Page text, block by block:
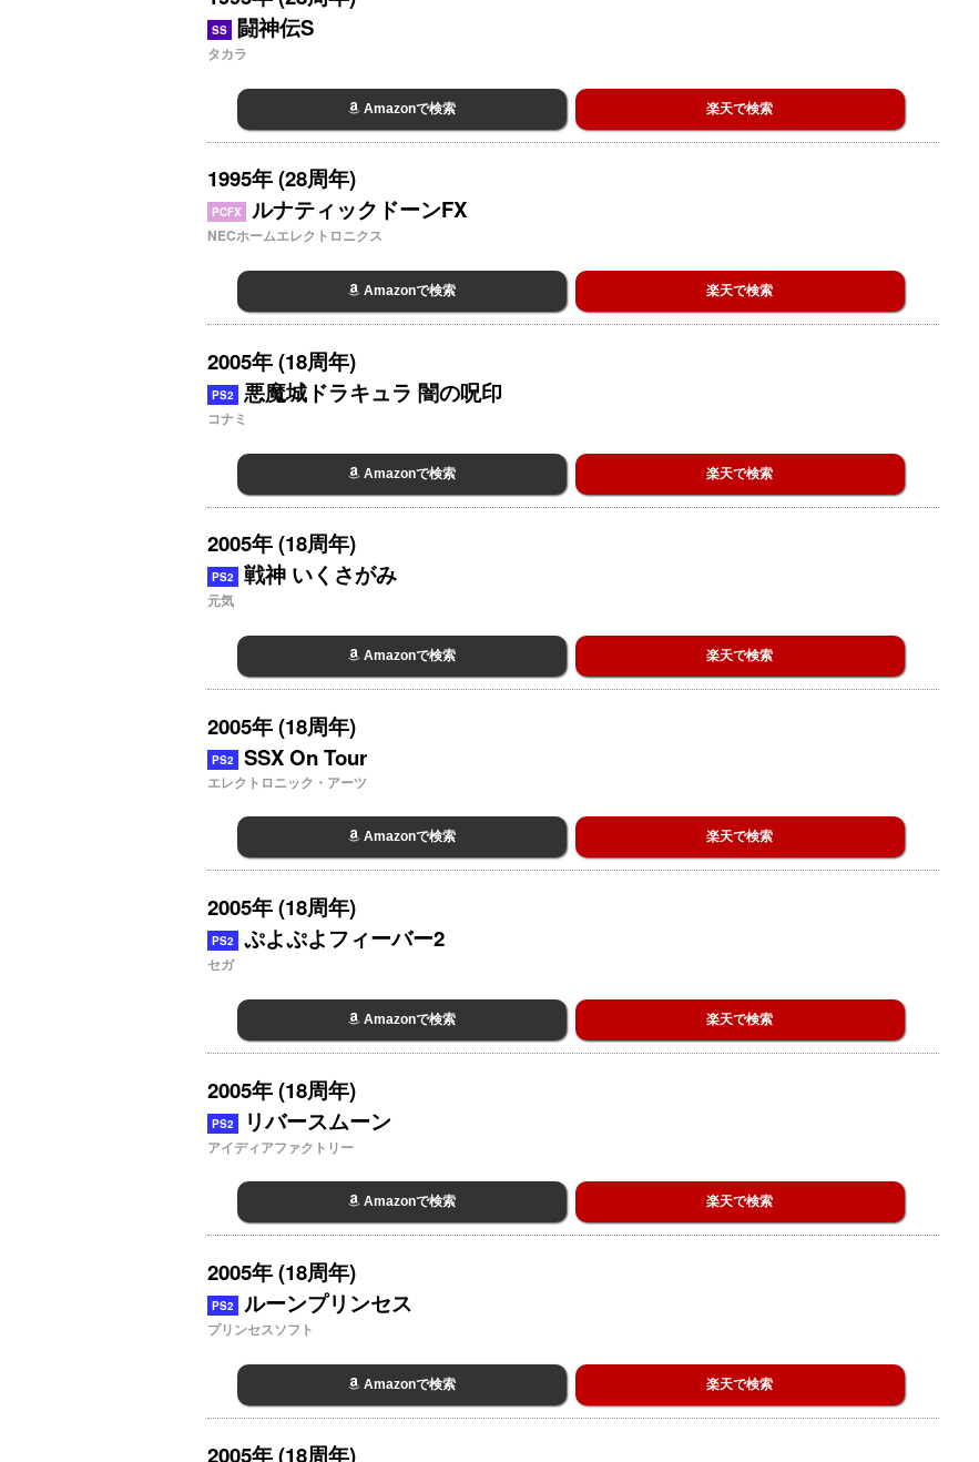
SS 闘神伝S
タカラ
Amazonで検索 楽天で検索
1995年 (28周年)
PCFX ルナティックドーンFX
NECホームエレクトロニクス
Amazonで検索 楽天で検索
2005年 (18周年)
PS2 悪魔城ドラキュラ 闇の呪印
コナミ
Amazonで検索 楽天で検索
2005年 (18周年)
PS2 戦神 いくさがみ
元気
Amazonで検索 楽天で検索
2005年 (18周年)
PS2 SSX On Tour
エレクトロニック・アーツ
Amazonで検索 楽天で検索
2005年 (18周年)
PS2 ぷよぷよフィーバー2
セガ
Amazonで検索 楽天で検索
2005年 (18周年)
PS2 リバースムーン
アイディアファクトリー
Amazonで検索 楽天で検索
2005年 (18周年)
PS2 ルーンプリンセス
プリンセスソフト
Amazonで検索 楽天で検索
2005年 (18周年)